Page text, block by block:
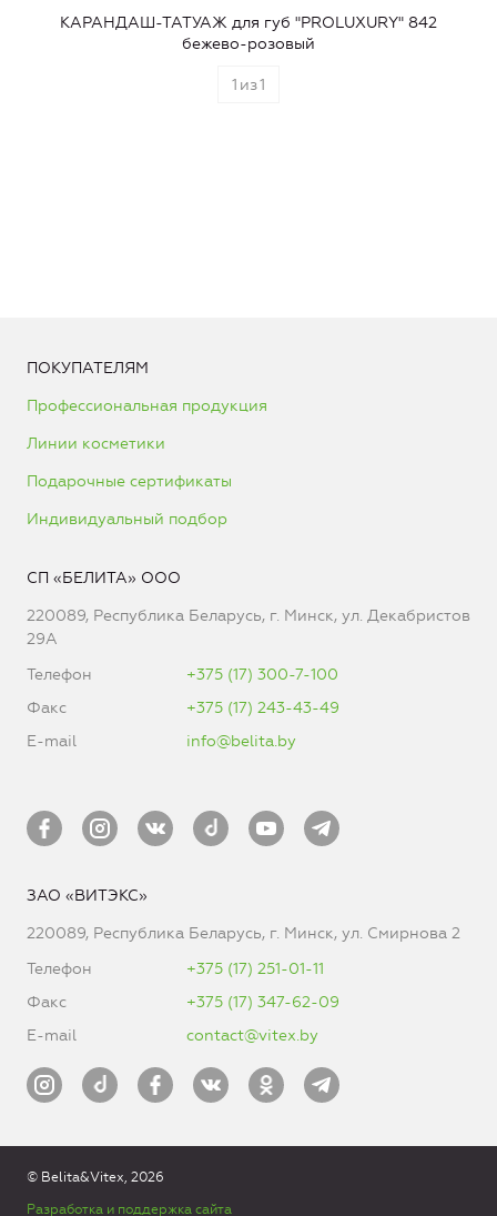
КАРАНДАШ-ТАТУАЖ для губ "PROLUXURY" 842
бежево-розовый
1 из1
ПОКУПАТЕЛЯМ
Профессиональная продукция
Линии косметики
Подарочные сертификаты
Индивидуальный подбор
СП «БЕЛИТА» ООО
220089, Республика Беларусь, г. Минск, ул. Декабристов
29А
Телефон
+375 (17) 300-7-100
Факс
+375 (17) 243-43-49
E-mail
info@belita.by
ЗАО «ВИТЭКС»
220089, Республика Беларусь, г. Минск, ул. Смирнова 2
Телефон
+375 (17) 251-01-11
Факс
+375 (17) 347-62-09
E-mail
contact@vitex.by
© Belita&Vitex, 2026
Разработка и поддержка сайта